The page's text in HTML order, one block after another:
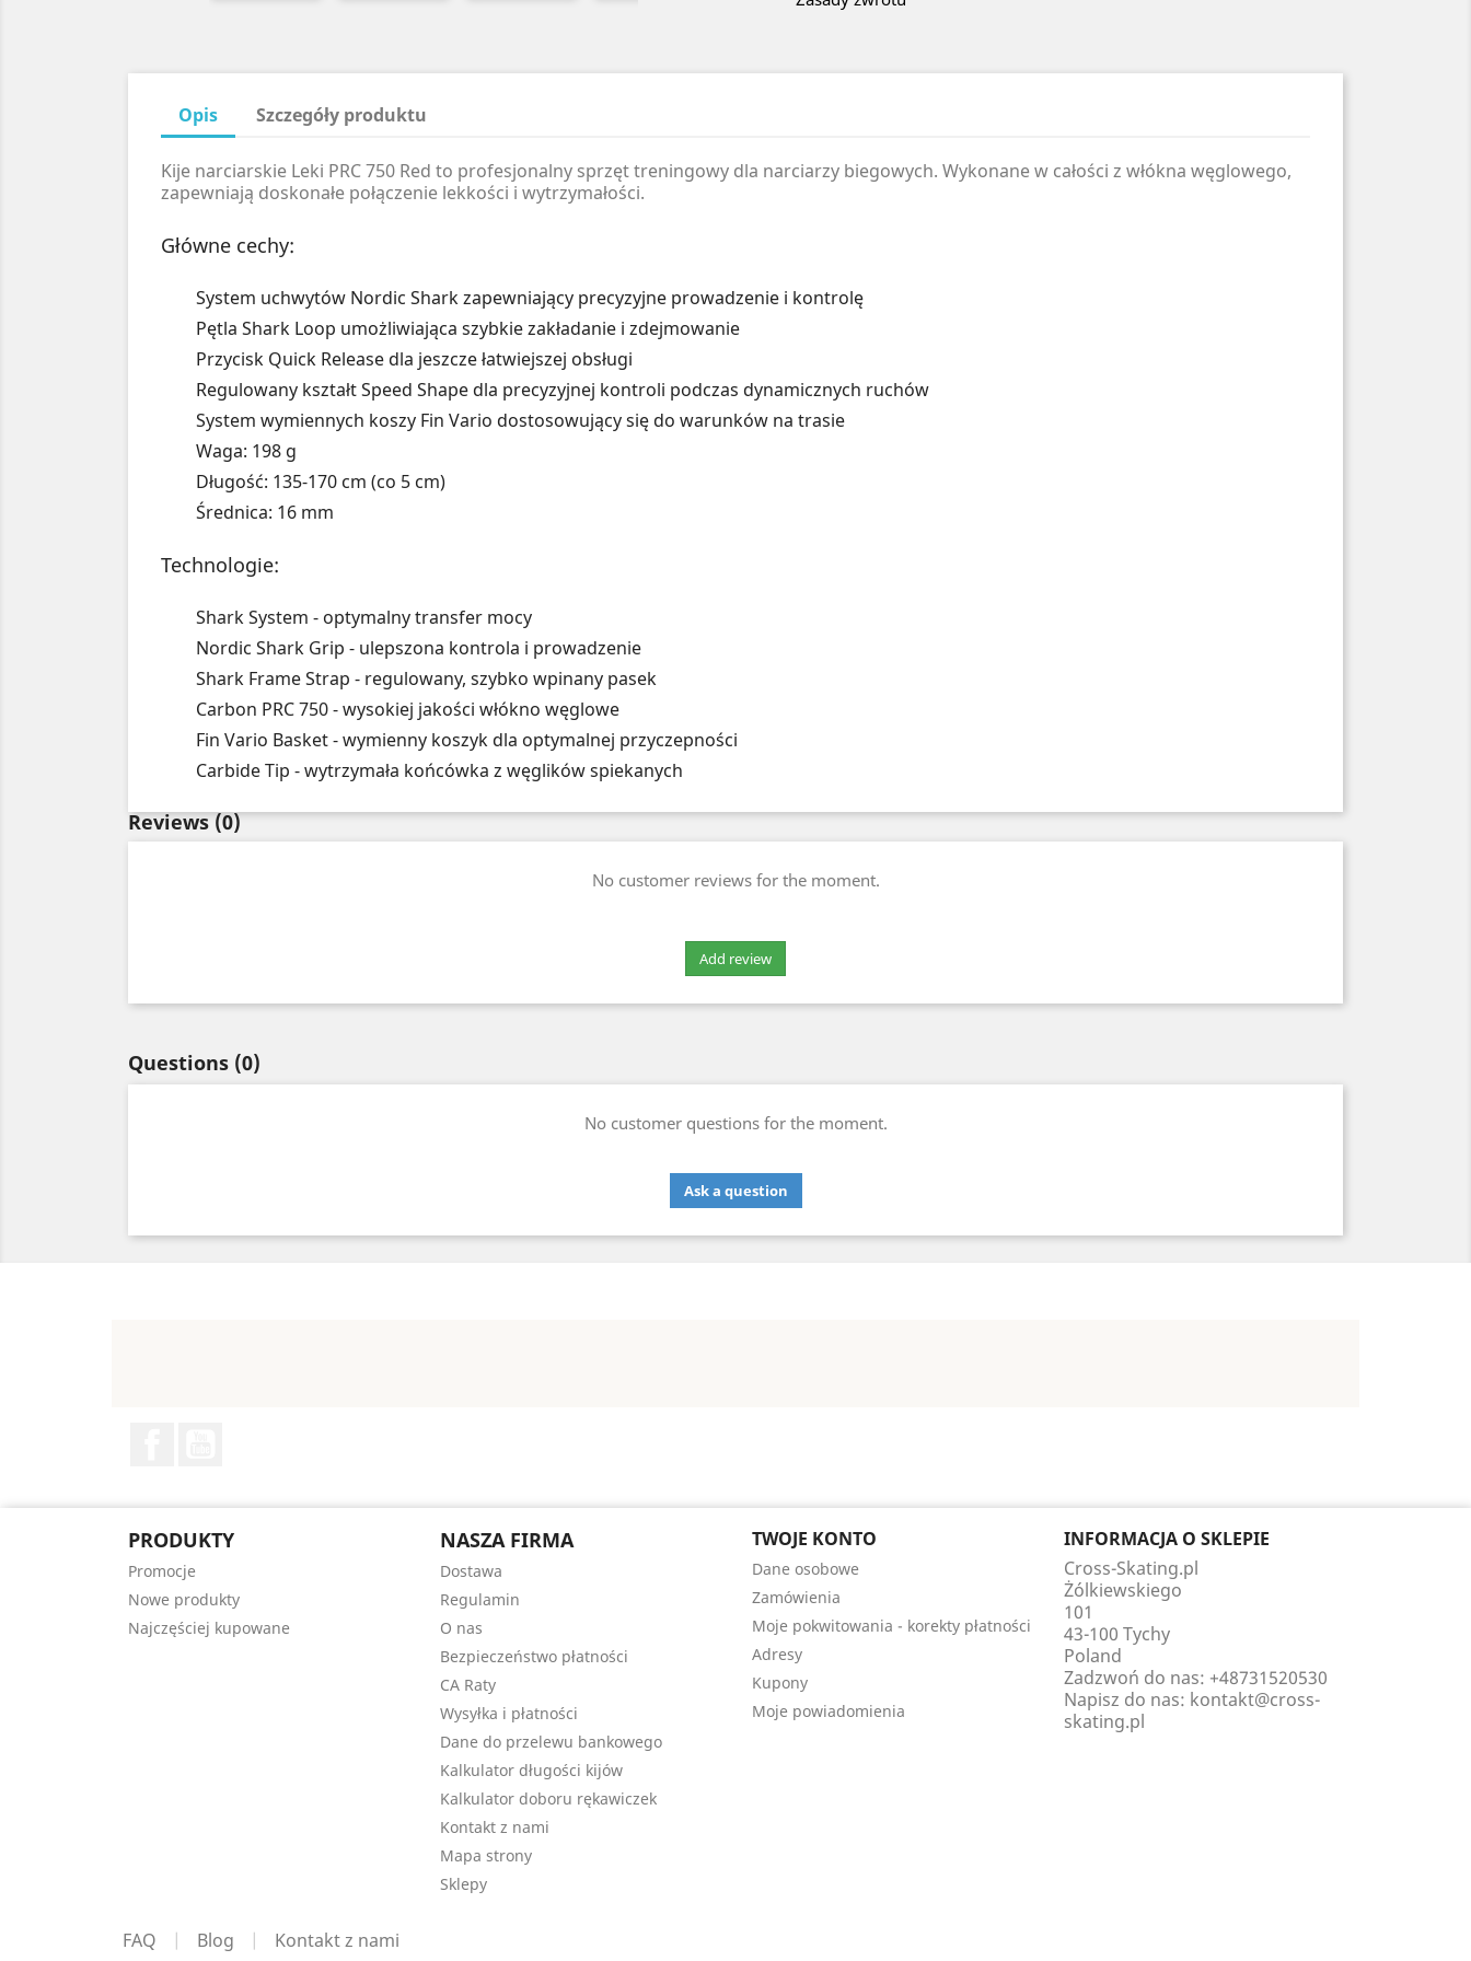
Opis Szczegóły produktu
Kije narciarskie Leki PRC 750 Red to profesjonalny sprzęt treningowy dla narciarzy biegowych. Wykonane w całości z włókna węglowego,
zapewniają doskonałe połączenie lekkości i wytrzymałości.
Główne cechy:
System uchwytów Nordic Shark zapewniający precyzyjne prowadzenie i kontrolę
Pętla Shark Loop umożliwiająca szybkie zakładanie i zdejmowanie
Przycisk Quick Release dla jeszcze łatwiejszej obsługi
Regulowany kształt Speed Shape dla precyzyjnej kontroli podczas dynamicznych ruchów
System wymiennych koszy Fin Vario dostosowujący się do warunków na trasie
Waga: 198 g
Długość: 135-170 cm (co 5 cm)
Średnica: 16 mm
Technologie:
Shark System - optymalny transfer mocy
Nordic Shark Grip - ulepszona kontrola i prowadzenie
Shark Frame Strap - regulowany, szybko wpinany pasek
Carbon PRC 750 - wysokiej jakości włókno węglowe
Fin Vario Basket - wymienny koszyk dla optymalnej przyczepności
Carbide Tip - wytrzymała końcówka z węglików spiekanych
Reviews(0)
No customer reviews for the moment.
Questions (0)
No customer questions for the moment.
Ask a question
PRODUKTY
Promocje
Nowe produkty
Najczęściej kupowane
NASZA FIRMA
Dostawa
Regulamin
O nas
Bezpieczeństwo płatności
CA Raty
Wysyłka i płatności
Dane do przelewu bankowego
Kalkulator długości kijów
Kalkulator doboru rękawiczek
Kontakt z nami
Mapa strony
Sklepy
TWOJE KONTO
Dane osobowe
Zamówienia
Moje pokwitowania - korekty płatności
Adresy
Kupony
Moje powiadomienia
INFORMACJA O SKLEPIE
Cross-Skating.pl
Żólkiewskiego
101
43-100 Tychy
Poland
Zadzwoń do nas: +48731520530
Napisz do nas: kontakt@cross-
skating.pl
FAQ | Blog | Kontakt z nami